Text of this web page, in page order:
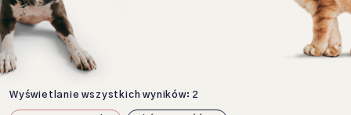
Wyświetlanie wszystkich wyników: 2